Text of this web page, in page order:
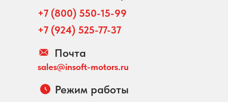
+7 (800) 550-15-99
+7 (924) 525-77-37
Почта
sales@insoft-motors.ru
Режим работы